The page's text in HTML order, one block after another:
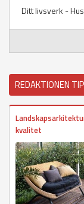
Ditt livsverk -
REDAKTIONEN
kvalitet